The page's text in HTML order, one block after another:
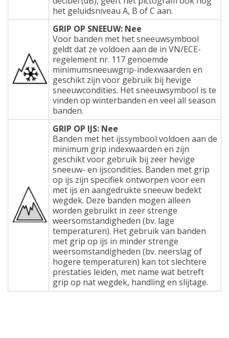
het geluidsniveau A, B of C aan.
GRIP OP SNEEUW: Nee
Voor banden met het sneeuwsymbool
geldt dat ze voldoen aan de in VN/ECE-
regelement nr. 117 genoemde
minimumsneeuwgrip-indexwaarden en
geschikt zijn voor gebruik bij hevige
sneeuwcondities. Het sneeuwsymbool is te
vinden op winterbanden en veel all season
banden.
GRIP OP IJS: Nee
Banden met het ijssymbool voldoen aan de
minimum grip indexwaarden en zijn
geschikt voor gebruik bij zeer hevige
sneeuw- en ijscondities. Banden met grip
op ijs zijn specifiek ontworpen voor een
met ijs en aangedrukte sneeuw bedekt
wegdek. Deze banden mogen alleen
worden gebruikt in zeer strenge
weersomstandigheden (bv. lage
temperaturen). Het gebruik van banden
met grip op ijs in minder strenge
weersomstandigheden (bv. neerslag of
hogere temperaturen) kan tot slechtere
prestaties leiden, met name wat betreft
grip op nat wegdek, handling en slijtage.